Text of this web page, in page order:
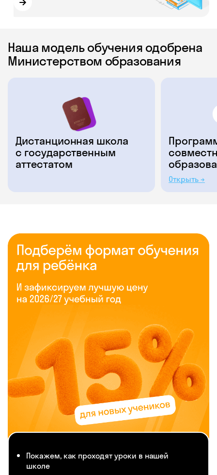
Наша модель обучения одобрена
Министерством образования
Дистанционная школа
с государственным
аттестатом
Открыть →
Покажем, как проходят уроки в нашей
школе